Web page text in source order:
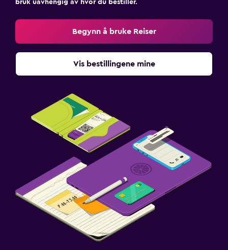
bruk uavhengig av hvor du bestiller.
Begynn å bruke Reiser
Vis bestillingene mine